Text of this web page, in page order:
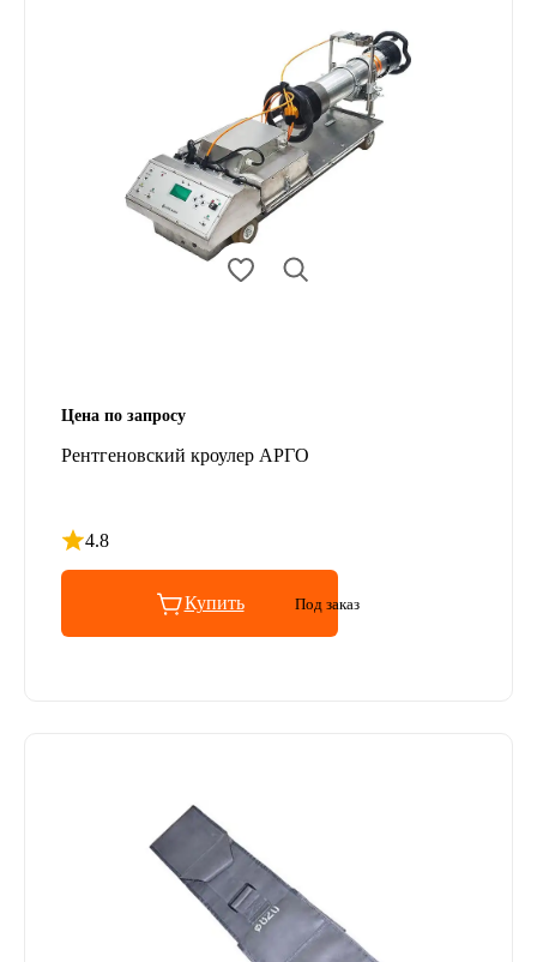
Цена по запросу
Рентгеновский кроулер АРГО
4.8
Рейтинг 4.8 из 5
Купить Под заказ